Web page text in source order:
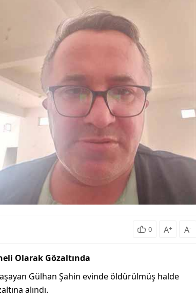
0 A+ A-
Olarak Gözaltında
Gülhan Şahin evinde öldürülmüş halde
alındı.